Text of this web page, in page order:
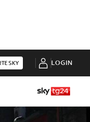
SKY LOGIN